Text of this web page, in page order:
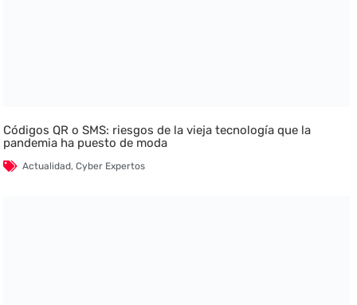
Códigos QR o SMS: riesgos de la vieja tecnología que la
pandemia ha puesto de moda
Actualidad,Cyber Expertos